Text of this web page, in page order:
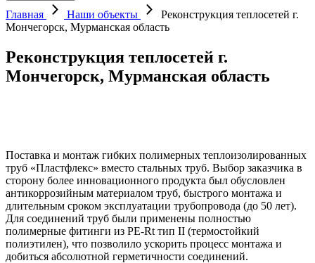
Главная Наши объекты
Реконструкция теплосетей г.
Мончегорск, Мурманская область
Реконструкция теплосетей г.
Мончегорск, Мурманская область
Поставка и монтаж гибких полимерных теплоизолированных
труб «Пластфлекс» вместо стальных труб. Выбор заказчика в
сторону более инновационного продукта был обусловлен
антикоррозийным материалом труб, быстрого монтажа и
длительным сроком эксплуатации трубопровода (до 50 лет).
Для соединений труб были применены полностью
полимерные фитинги из PE-Rt тип II (термостойкий
полиэтилен), что позволило ускорить процесс монтажа и
добиться абсолютной герметичности соединений.